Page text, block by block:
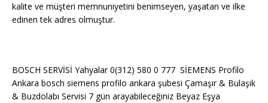
kalite ve müşteri memnuniyetini benimseyen, yaşatan ve ilke
edinen tek adres olmuştur.
BOSCH SERVİSİ Yahyalar 0(312) 580 0 777 SİEMENS Profilo
Ankara bosch siemens profilo ankara şubesi Çamaşır & Bulaşık
& Buzdolabı Servisi 7 gün arayabileceğiniz Beyaz Eşya